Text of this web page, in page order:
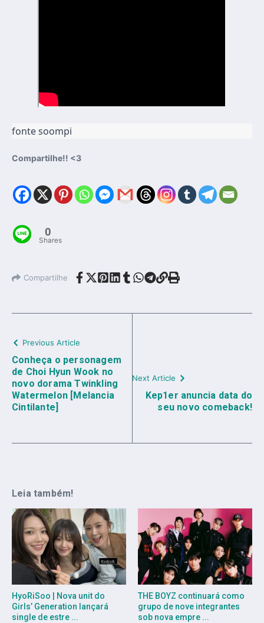
fonte soompi
Compartilhe!! <3
0
Shares
Compartilhe
Previous Article
Conheça o personagem
de Choi Hyun Wook no
novo dorama Twinkling
Watermelon [Melancia
Cintilante]
Next Article
Kep1er anuncia data do
seu novo comeback!
Leia também!
HyoRiSoo | Nova unit do
Girls’ Generation lançará
single de estre ...
THE BOYZ continuará como
grupo de nove integrantes
sob nova empre ...